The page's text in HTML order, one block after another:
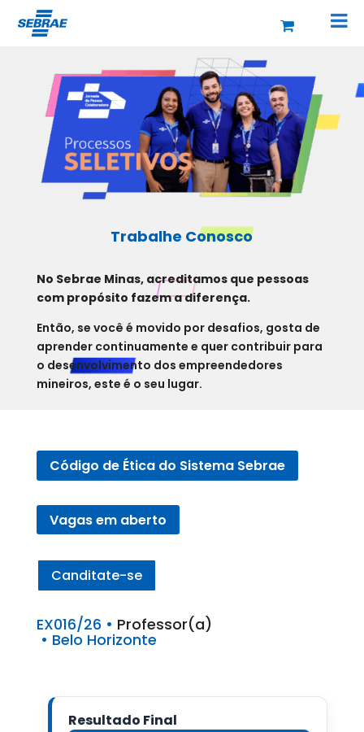
Trabalhe Conosco
No Sebrae Minas, acreditamos que pessoas
com propósito fazem a diferença.
Então, se você é movido por desafios, gosta de
aprender continuamente e quer contribuir para
o desenvolvimento dos empreendedores
mineiros, este é o seu lugar.
Código de Ética do Sistema Sebrae
Vagas em aberto
Canditate-se
EX016/26 • Professor(a)
• Belo Horizonte
Resultado Final